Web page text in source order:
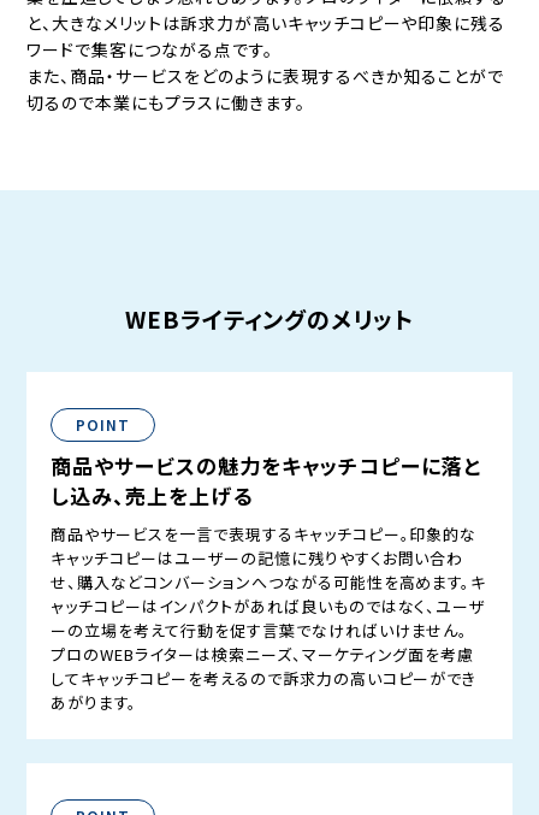
と、大きなメリットは訴求力が高いキャッチコピーや印象に残る
ワードで集客につながる点です。
また、商品・サービスをどのように表現するべきか知ることがで
切るので本業にもプラスに働きます。
WEBライティングのメリット
POINT
商品やサービスの魅力をキャッチコピーに落と
し込み、売上を上げる
商品やサービスを一言で表現するキャッチコピー。印象的な
キャッチコピーはユーザーの記憶に残りやすくお問い合わ
せ、購入などコンバーションへつながる可能性を高めます。キ
ャッチコピーはインパクトがあれば良いものではなく、ユーザ
ーの立場を考えて行動を促す言葉でなければいけません。
プロのWEBライターは検索ニーズ、マーケティング面を考慮
してキャッチコピーを考えるので訴求力の高いコピーができ
あがります。